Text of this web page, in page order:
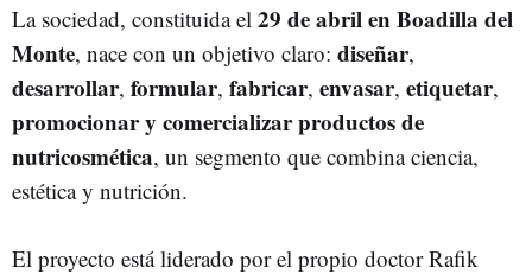
La sociedad, constituida el 29 de abril en Boadilla del
Monte, nace con un objetivo claro: diseñar,
desarrollar, formular, fabricar, envasar, etiquetar,
promocionar y comercializar productos de
nutricosmética, un segmento que combina ciencia,
estética y nutrición.
El proyecto está liderado por el propio doctor Rafik